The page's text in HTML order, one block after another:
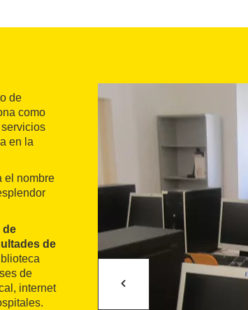
de
como
en la
el nombre
de
de
de
internet